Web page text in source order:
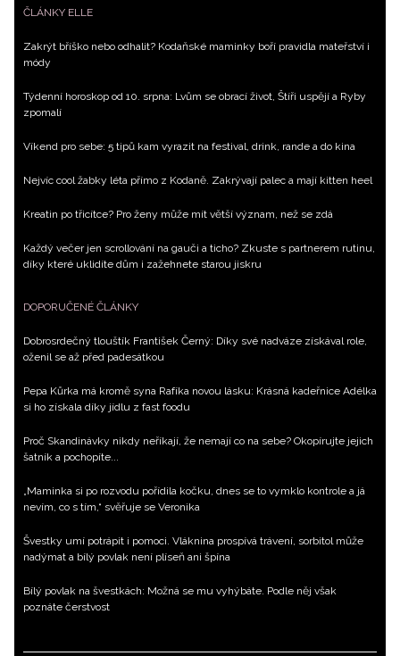
ČLÁNKY ELLE
Zakrýt bříško nebo odhalit? Kodaňské maminky boří pravidla mateřství i
módy
Týdenní horoskop od 10. srpna: Lvům se obrací život, Štíři uspějí a Ryby
zpomalí
Víkend pro sebe: 5 tipů kam vyrazit na festival, drink, rande a do kina
Nejvíc cool žabky léta přímo z Kodaně. Zakrývají palec a mají kitten heel
Kreatin po třicítce? Pro ženy může mít větší význam, než se zdá
Každý večer jen scrollování na gauči a ticho? Zkuste s partnerem rutinu,
díky které uklidíte dům i zažehnete starou jiskru
DOPORUČENÉ ČLÁNKY
Dobrosrdečný tlouštík František Černý: Díky své nadváze získával role,
oženil se až před padesátkou
Pepa Kůrka má kromě syna Rafíka novou lásku: Krásná kadeřnice Adélka
si ho získala díky jídlu z fast foodu
Proč Skandinávky nikdy neříkají, že nemají co na sebe? Okopírujte jejich
šatník a pochopíte...
„Maminka si po rozvodu pořídila kočku, dnes se to vymklo kontrole a já
nevím, co s tím,“ svěřuje se Veronika
Švestky umí potrápit i pomoci. Vláknina prospívá trávení, sorbitol může
nadýmat a bílý povlak není plíseň ani špína
Bílý povlak na švestkách: Možná se mu vyhýbáte. Podle něj však
poznáte čerstvost